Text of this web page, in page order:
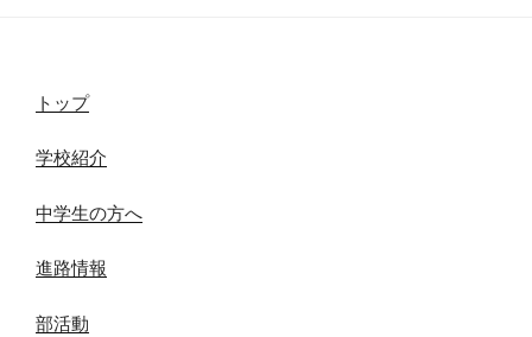
トップ
学校紹介
中学生の方へ
進路情報
部活動